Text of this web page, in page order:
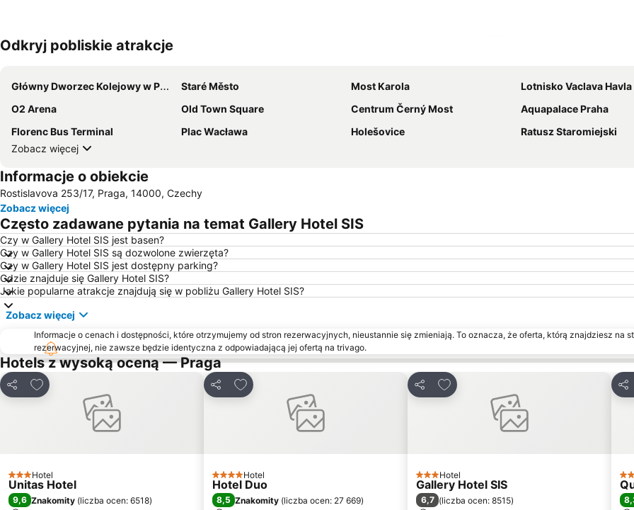
Odkryj pobliskie atrakcje
Główny Dworzec Kolejowy w Pradze Staré Město Most Karola
Lotnisko Vaclava Havla
O2 Arena
Old Town Square Centrum Černý Most
Aquapalace Praha
Florenc Bus Terminal
Plac Wacława Holešovice
Ratusz Staromiejski
Zobacz więcej
Informacje o obiekcie
Rostislavova 253/17, Praga, 14000, Czechy
Zobacz więcej
Często zadawane pytania na temat Gallery Hotel SIS
Czy w Gallery Hotel SIS jest basen?
Czy w Gallery Hotel SIS są dozwolone zwierzęta?
Czy w Gallery Hotel SIS jest dostępny parking?
Gdzie znajduje się Gallery Hotel SIS?
Jakie popularne atrakcje znajdują się w pobliżu Gallery Hotel SIS?
Zobacz więcej
Informacje o cenach i dostępności, które otrzymujemy od stron rezerwacyjnych, nieustannie się zmieniają. To oznacza, że oferta, którą znajdziesz na
rezerwacyjnej, nie zawsze będzie identyczna z odpowiadającą jej ofertą na trivago.
Hotels z wysoką oceną — Praga
Udostępnij
Dodaj do ulubionych
3 Kategoria
Hotel
Unitas Hotel
9,6 Znakomity (liczba ocen: 6518)
Udostępnij
Dodaj do ulubionych
4 Kategoria
Hotel
Hotel Duo
8,5 Znakomity (liczba ocen: 27 669)
Udostępnij
Dodaj do ulubionych
3 Kategoria
Hotel
Gallery Hotel SIS
6,7 (liczba ocen: 8515)
4